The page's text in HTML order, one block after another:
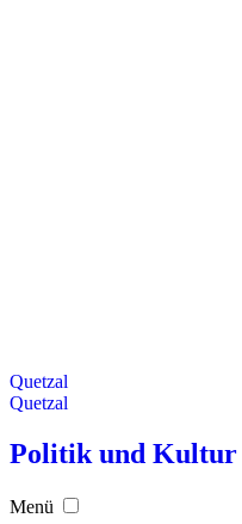
Quetzal
Quetzal
Politik und Kultur
Menü